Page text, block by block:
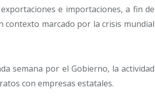
e importaciones, a fin de
contexto marcado por la crisis mundial
semana por el Gobierno, la actividad
con empresas estatales.